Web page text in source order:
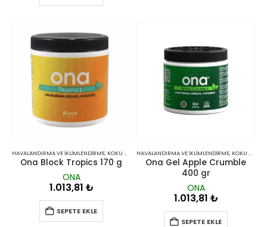
HAVALANDIRMA VE İKLIMLENDIRME, KOKU GIDERICILER
Ona Block Tropics 170 g
ONA
1.013,81 ₺
SEPETE EKLE
HAVALANDIRMA VE İKLIMLENDIRME, KOKU GIDERICILER
Ona Gel Apple Crumble
400 gr
ONA
1.013,81 ₺
SEPETE EKLE